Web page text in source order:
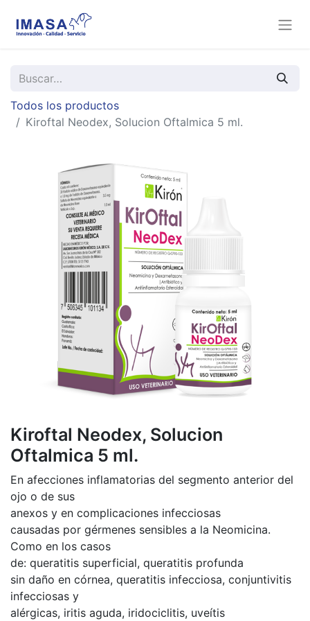
Todos los productos
Kiroftal Neodex, Solucion Oftalmica 5 ml.
Kiroftal Neodex, Solucion
Oftalmica 5 ml.
En afecciones inflamatorias del segmento anterior del
ojo o de sus
anexos y en complicaciones infecciosas
causadas por gérmenes sensibles a la Neomicina.
Como en los casos
de: queratitis superficial, queratitis profunda
sin daño en córnea, queratitis infecciosa, conjuntivitis
infecciosas y
alérgicas, iritis aguda, iridociclitis, uveítis